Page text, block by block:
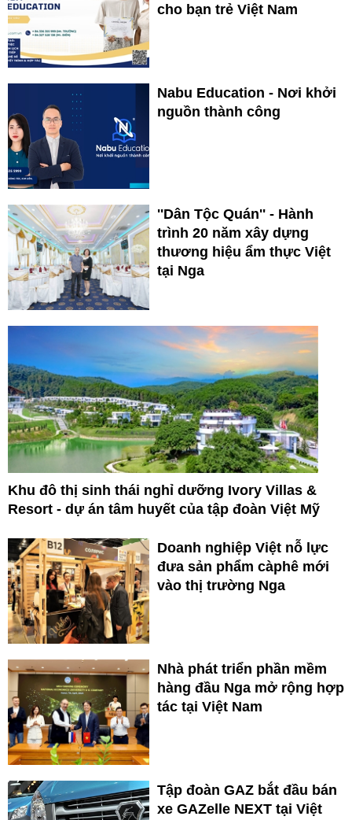
cho bạn trẻ Việt Nam
Nabu Education - Nơi khởi
nguồn thành công
''Dân Tộc Quán'' - Hành
trình 20 năm xây dựng
thương hiệu ẩm thực Việt
tại Nga
Khu đô thị sinh thái nghỉ dưỡng Ivory Villas &
Resort - dự án tâm huyết của tập đoàn Việt Mỹ
Doanh nghiệp Việt nỗ lực
đưa sản phẩm càphê mới
vào thị trường Nga
Nhà phát triển phần mềm
hàng đầu Nga mở rộng hợp
tác tại Việt Nam
Tập đoàn GAZ bắt đầu bán
xe GAZelle NEXT tại Việt